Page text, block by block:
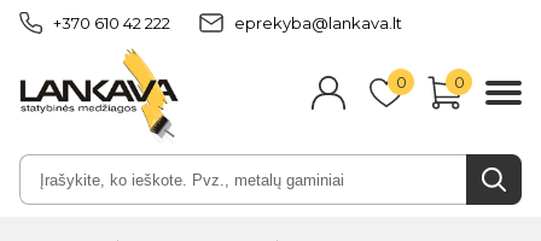
+370 610 42 222 eprekyba@lankava.lt
0 0